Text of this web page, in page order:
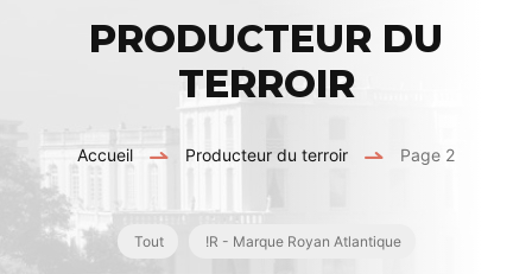
PrestatairesPRODUCTEUR DU
TERROIR
Accueil Producteur du terroir Page 2
Tout !R - Marque Royan Atlantique